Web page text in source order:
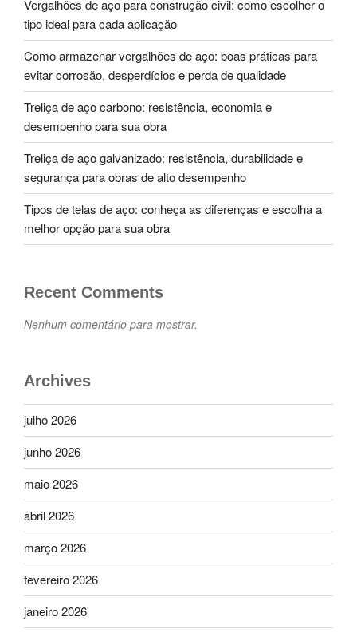
Vergalhões de aço para construção civil: como escolher o
tipo ideal para cada aplicação
Como armazenar vergalhões de aço: boas práticas para
evitar corrosão, desperdícios e perda de qualidade
Treliça de aço carbono: resistência, economia e
desempenho para sua obra
Treliça de aço galvanizado: resistência, durabilidade e
segurança para obras de alto desempenho
Tipos de telas de aço: conheça as diferenças e escolha a
melhor opção para sua obra
Recent Comments
Nenhum comentário para mostrar.
Archives
julho 2026
junho 2026
maio 2026
abril 2026
março 2026
fevereiro 2026
janeiro 2026